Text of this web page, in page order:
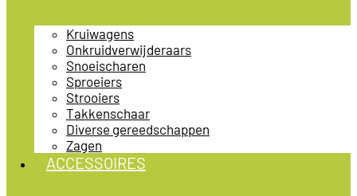
Kruiwagens
Onkruidverwijderaars
Snoeischaren
Sproeiers
Strooiers
Takkenschaar
Diverse gereedschappen
Zagen
ACCESSOIRES